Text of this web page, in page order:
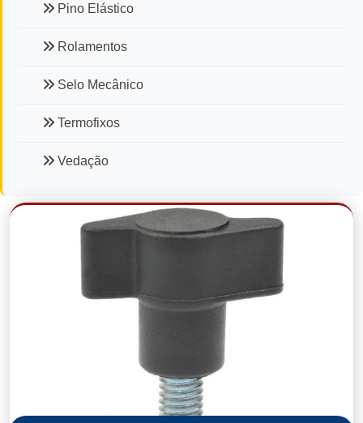
Pino Elástico
Rolamentos
Selo Mecânico
Termofixos
Vedação